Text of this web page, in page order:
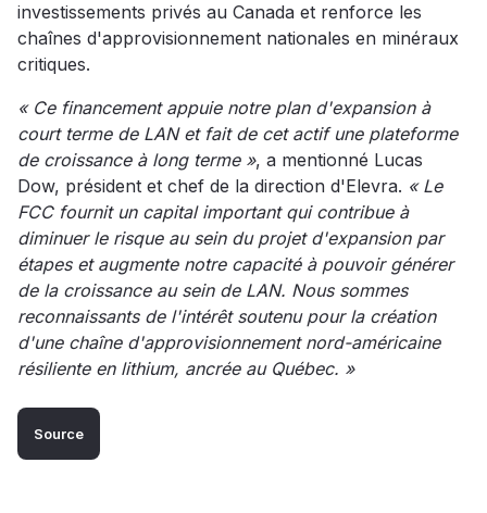
investissements privés au Canada et renforce les
chaînes d'approvisionnement nationales en minéraux
critiques.
« Ce financement appuie notre plan d'expansion à
court terme de LAN et fait de cet actif une plateforme
de croissance à long terme », a mentionné Lucas
Dow, président et chef de la direction d'Elevra. « Le
FCC fournit un capital important qui contribue à
diminuer le risque au sein du projet d'expansion par
étapes et augmente notre capacité à pouvoir générer
de la croissance au sein de LAN. Nous sommes
reconnaissants de l'intérêt soutenu pour la création
d'une chaîne d'approvisionnement nord-américaine
résiliente en lithium, ancrée au Québec. »
Source